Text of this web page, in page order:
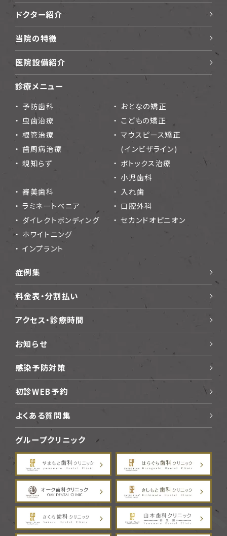
ドクター紹介
当院の特徴
医院設備紹介
診療メニュー
予防歯科
虫歯治療
根管治療
歯周病治療
親知らず
おとなの矯正
こどもの矯正
マウスピース矯正
(インビザライン)
ボトックス治療
小児歯科
審美歯科
ラミネートベニア
ダイレクトボンディング
ホワイトニング
インプラント
入れ歯
口腔外科
セカンドオピニオン
症例集
料金表・分割払い
アクセス・診療時間
お知らせ
感染予防対策
初診WEB予約
よくある質問集
グループクリニック